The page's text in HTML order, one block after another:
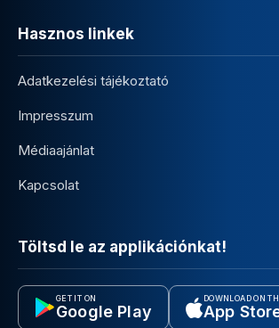
Hasznos linkek
Adatkezelési tájékoztató
Impresszum
Médiaajánlat
Kapcsolat
Töltsd le az applikációnkat!
GET IT ON
Google Play
DOWNLOAD ON
App